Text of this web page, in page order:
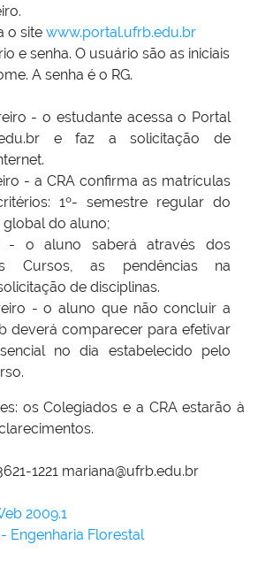
o site www.portal.ufrb.edu.br
e senha. O usuário são as iniciais
A senha é o RG.
- o estudante acessa o Portal
e faz a solicitação de
- a CRA confirma as matrículas
1º- semestre regular do
global do aluno;
- o aluno saberá através dos
Cursos, as pendências na
de disciplinas.
- o aluno que não concluir a
deverá comparecer para efetivar
no dia estabelecido pelo
os Colegiados e a CRA estarão à
1221 mariana@ufrb.edu.br
2009.1
Engenharia Florestal